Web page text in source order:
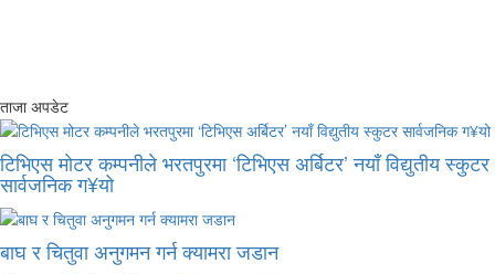
ताजा अपडेट
टिभिएस मोटर कम्पनीले भरतपुरमा ‘टिभिएस अर्बिटर’ नयाँ विद्युतीय स्कुटर
सार्वजनिक ग¥यो
बाघ र चितुवा अनुगमन गर्न क्यामरा जडान